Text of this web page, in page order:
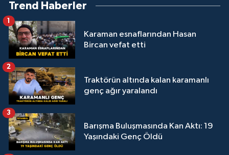
Trend Haberler
Karaman esnaflarından Hasan
Bircan vefat etti
1
Traktörün altında kalan karamanlı
genç ağır yaralandı
2
Barışma Buluşmasında Kan Aktı: 19
Yaşındaki Genç Öldü
3